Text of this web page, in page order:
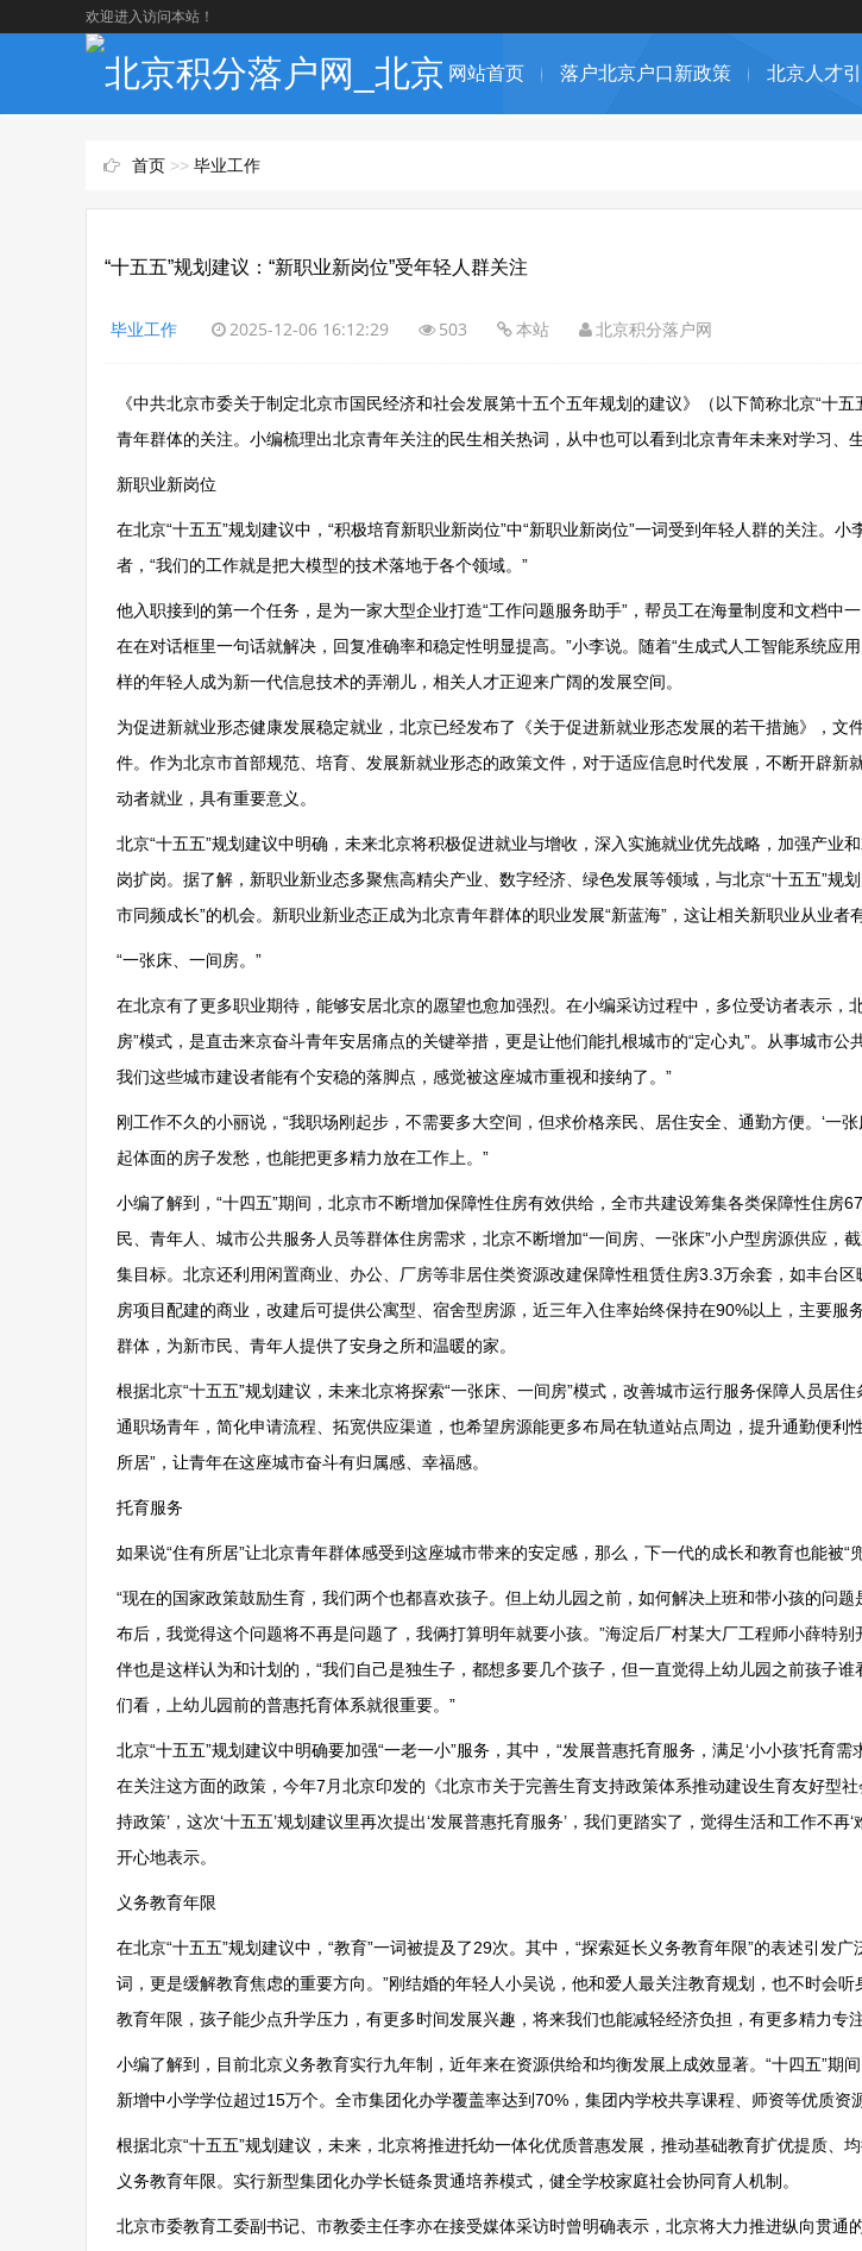
欢迎进入访问本站！
网站首页 落户北京户口新政策 北京人才
首页 >> 毕业工作
“十五五”规划建议：“新职业新岗位”受年轻人群关注
毕业工作 2025-12-06 16:12:29 503 本站 北京积分落户网
《中共北京市委关于制定北京市国民经济和社会发展第十五个五年规划的建议》（以下简称北京“十
青年群体的关注。小编梳理出北京青年关注的民生相关热词，从中也可以看到北京青年未来对学习、
新职业新岗位
在北京“十五五”规划建议中，“积极培育新职业新岗位”中“新职业新岗位”一词受到年轻人群的关注。
者，“我们的工作就是把大模型的技术落地于各个领域。”
他入职接到的第一个任务，是为一家大型企业打造“工作问题服务助手”，帮员工在海量制度和文档中
在在对话框里一句话就解决，回复准确率和稳定性明显提高。”小李说。随着“生成式人工智能系统应
样的年轻人成为新一代信息技术的弄潮儿，相关人才正迎来广阔的发展空间。
为促进新就业形态健康发展稳定就业，北京已经发布了《关于促进新就业形态发展的若干措施》，文
件。作为北京市首部规范、培育、发展新就业形态的政策文件，对于适应信息时代发展，不断开辟新
动者就业，具有重要意义。
北京“十五五”规划建议中明确，未来北京将积极促进就业与增收，深入实施就业优先战略，加强产业
岗扩岗。据了解，新职业新业态多聚焦高精尖产业、数字经济、绿色发展等领域，与北京“十五五”规
市同频成长”的机会。新职业新业态正成为北京青年群体的职业发展“新蓝海”，这让相关新职业从业者
“一张床、一间房。”
在北京有了更多职业期待，能够安居北京的愿望也愈加强烈。在小编采访过程中，多位受访者表示，
房”模式，是直击来京奋斗青年安居痛点的关键举措，更是让他们能扎根城市的“定心丸”。从事城市
我们这些城市建设者能有个安稳的落脚点，感觉被这座城市重视和接纳了。”
刚工作不久的小丽说，“我职场刚起步，不需要多大空间，但求价格亲民、居住安全、通勤方便。‘一
起体面的房子发愁，也能把更多精力放在工作上。”
小编了解到，“十四五”期间，北京市不断增加保障性住房有效供给，全市共建设筹集各类保障性住房
民、青年人、城市公共服务人员等群体住房需求，北京不断增加“一间房、一张床”小户型房源供应，
集目标。北京还利用闲置商业、办公、厂房等非居住类资源改建保障性租赁住房3.3万余套，如丰台
房项目配建的商业，改建后可提供公寓型、宿舍型房源，近三年入住率始终保持在90%以上，主要服
群体，为新市民、青年人提供了安身之所和温暖的家。
根据北京“十五五”规划建议，未来北京将探索“一张床、一间房”模式，改善城市运行服务保障人员居
通职场青年，简化申请流程、拓宽供应渠道，也希望房源能更多布局在轨道站点周边，提升通勤便利
所居”，让青年在这座城市奋斗有归属感、幸福感。
托育服务
如果说“住有所居”让北京青年群体感受到这座城市带来的安定感，那么，下一代的成长和教育也能被“
“现在的国家政策鼓励生育，我们两个也都喜欢孩子。但上幼儿园之前，如何解决上班和带小孩的问题
布后，我觉得这个问题将不再是问题了，我俩打算明年就要小孩。”海淀后厂村某大厂工程师小薛特
伴也是这样认为和计划的，“我们自己是独生子，都想多要几个孩子，但一直觉得上幼儿园之前孩子
们看，上幼儿园前的普惠托育体系就很重要。”
北京“十五五”规划建议中明确要加强“一老一小”服务，其中，“发展普惠托育服务，满足‘小小孩’托育
在关注这方面的政策，今年7月北京印发的《北京市关于完善生育支持政策体系推动建设生育友好型
持政策’，这次‘十五五’规划建议里再次提出‘发展普惠托育服务’，我们更踏实了，觉得生活和工作不再
开心地表示。
义务教育年限
在北京“十五五”规划建议中，“教育”一词被提及了29次。其中，“探索延长义务教育年限”的表述引发
词，更是缓解教育焦虑的重要方向。”刚结婚的年轻人小吴说，他和爱人最关注教育规划，也不时会听
教育年限，孩子能少点升学压力，有更多时间发展兴趣，将来我们也能减轻经济负担，有更多精力专
小编了解到，目前北京义务教育实行九年制，近年来在资源供给和均衡发展上成效显著。“十四五”期
新增中小学学位超过15万个。全市集团化办学覆盖率达到70%，集团内学校共享课程、师资等优质资
根据北京“十五五”规划建议，未来，北京将推进托幼一体化优质普惠发展，推动基础教育扩优提质、
义务教育年限。实行新型集团化办学长链条贯通培养模式，健全学校家庭社会协同育人机制。
北京市委教育工委副书记、市教委主任李亦在接受媒体采访时曾明确表示，北京将大力推进纵向贯通